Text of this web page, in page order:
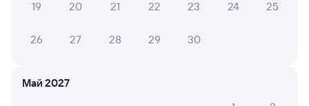
Выбор любимых мест на схемах вагонов
Подробные ответы на вопросы о поездке или
СМС-сопровождение до посадки в поезд
19 20 21 22 23 24 25
26 27 28 29 30
Май 2027